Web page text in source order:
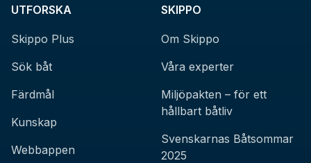
UTFORSKA
Skippo Plus
Sök båt
Färdmål
Kunskap
Webbappen
SKIPPO
Om Skippo
Våra experter
Miljöpakten – för ett
hållbart båtliv
Svenskarnas Båtsommar
2025